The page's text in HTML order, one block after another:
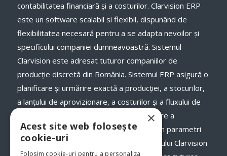
contabilitatea financiară și a costurilor. Clarvision ERP
este un software scalabil si flexibil, dispunând de
flexibilitatea necesară pentru a se adapta nevoilor și
specificului companiei dumneavoastră. Sistemul
Clarvision este adresat tuturor companiilor de
producție discretă din România. Sistemul ERP asigură o
planificare și urmărire exactă a producției, a stocurilor,
a lanţului de aprovizionare, a costurilor și a fluxului de
numerar, a termenelor de livrare și onorare a
comenzilor către clienții dumneavoastră, în parametri
optimi. Odată cu implementarea programului Clarvision
×
Acest site web folosește
cookie-uri
Folosim cookie-uri pentru a personaliza